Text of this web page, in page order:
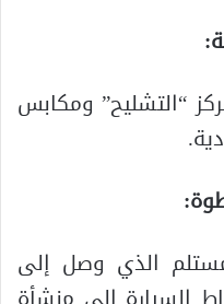
“التشليح” ومكابس
الذي وصل إلى